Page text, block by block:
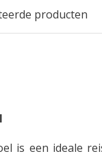
producten
is een ideale